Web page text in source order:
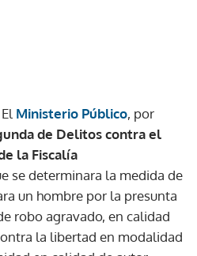
El Ministerio Público, por
de Delitos contra el
la Fiscalía
se determinara la medida de
un hombre por la presunta
robo agravado, en calidad
la libertad en modalidad